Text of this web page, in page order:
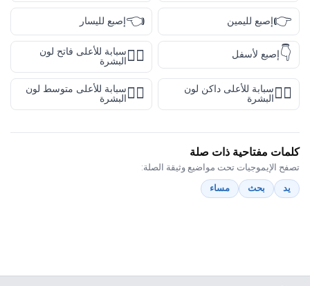
👉إصبع لليمين 👈إصبع لليسار
👇إصبع لأسفل ☝🏻سبابة للأعلى فاتح لون
البشرة
☝🏿سبابة للأعلى داكن لون
البشرة
☝🏽سبابة للأعلى متوسط لون
البشرة
كلمات مفتاحية ذات صلة
تصفح الإيموجيات تحت مواضيع وثيقة الصلة:
يد
بحث مساء